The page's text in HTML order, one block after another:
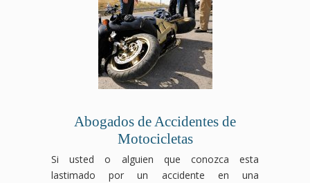
Abogados de Accidentes de
Motocicletas
Si usted o alguien que conozca esta
lastimado por un accidente en una